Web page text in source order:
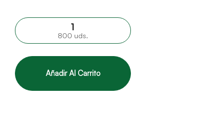
800 uds.
Añadir Al Carrito